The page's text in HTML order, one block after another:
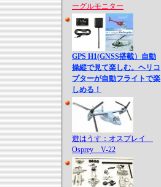
ーグルモニター
GPS H1(GNSS搭載）自動
操縦で見て楽しむ。ヘリコ
プターが自動フライトで楽
しめる！
遊はうす：オスプレイ
Osprey V-22